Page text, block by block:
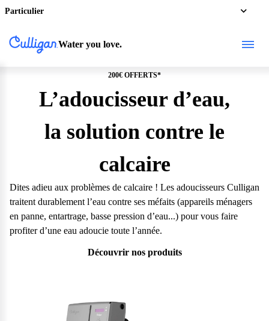
Particulier
Water you love.
200€ OFFERTS*
L’adoucisseur d’eau,
la solution contre le
calcaire
Dites adieu aux problèmes de calcaire ! Les adoucisseurs Culligan
traitent durablement l’eau contre ses méfaits (appareils ménagers
en panne, entartrage, basse pression d’eau...) pour vous faire
profiter d’une eau adoucie toute l’année.
Découvrir nos produits